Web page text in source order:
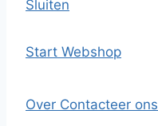
Sluiten
Start Webshop
Over Contacteer ons